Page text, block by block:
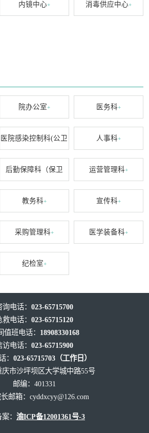
内镜中心+ 消毒供应中心+
院办公室+ 医务科+
医院感染控制科(公卫
科)+
人事科+
后勤保障科（保卫
科）+
运营管理科+
教务科+ 宣传科+
采购管理科+ 医学装备科+
纪检室+
询电话： 023-65715700
救电话： 023-65715120
值班电话： 18908330168
访电话： 023-65715900
： 023-65715703（工作日）
庆市沙坪坝区大学城中路55号
邮编：401331
邮箱： cyddxcyy@126.com
： 渝ICP备12001361号-3